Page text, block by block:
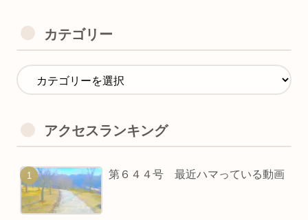
カテゴリー
アクセスランキング
第６４４号 最近ハマっている動画